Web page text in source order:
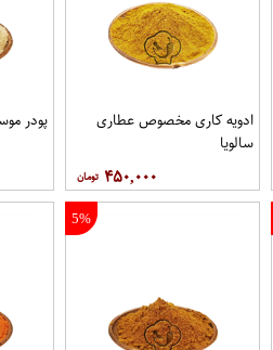
ادویه کاری مخصوص عطاری
سالویا
۴۵۰,۰۰۰
پودر
5%